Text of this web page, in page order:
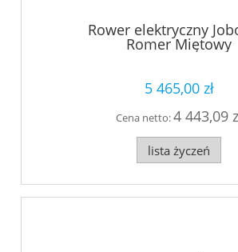
Rower elektryczny
Romer Miętowy
5 465,00 zł
Cena netto:4 443,09
lista życzeń